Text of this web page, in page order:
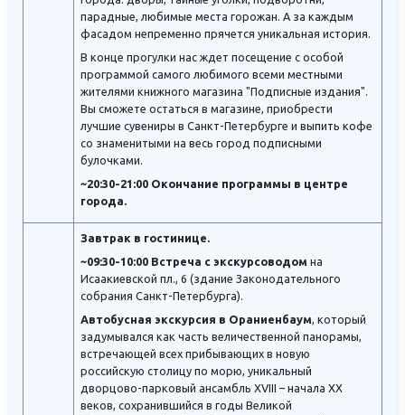
парадные, любимые места горожан. А за каждым
фасадом непременно прячется уникальная история.
В конце прогулки нас ждет посещение с особой
программой самого любимого всеми местными
жителями книжного магазина "Подписные издания".
Вы сможете остаться в магазине, приобрести
лучшие сувениры в Санкт-Петербурге и выпить кофе
со знаменитыми на весь город подписными
булочками.
~20:30-21:00 Окончание программы в центре
города.
Завтрак в гостинице.
~09:30-10:00 Встреча с экскурсоводом на
Исаакиевской пл., 6 (здание Законодательного
собрания Санкт-Петербурга).
Автобусная экскурсия в Ораниенбаум, который
задумывался как часть величественной панорамы,
встречающей всех прибывающих в новую
российскую столицу по морю, уникальный
дворцово-парковый ансамбль XVIII – начала XX
веков, сохранившийся в годы Великой